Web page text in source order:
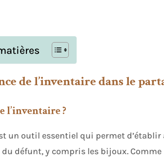
de l’inventaire dans le
l’inventaire ?
un outil essentiel qui permet
défunt, y compris les bijoux.